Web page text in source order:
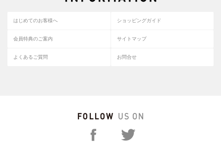
はじめてのお客様へ ショッピングガイド
会員特典のご案内 サイトマップ
よくあるご質問 お問合せ